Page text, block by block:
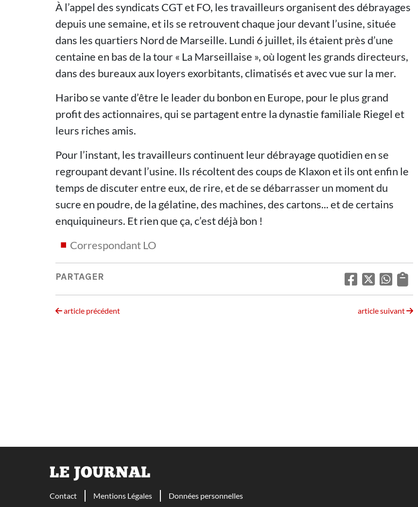
À l’appel des syndicats CGT et FO, les travailleurs organisent des débrayages
depuis une semaine, et ils se retrouvent chaque jour devant l’usine, située
dans les quartiers Nord de Marseille. Lundi 6 juillet, ils étaient près d’une
centaine en bas de la tour « La Marseillaise », où logent les grands directeurs,
dans des bureaux aux loyers exorbitants, climatisés et avec vue sur la mer.
Haribo se vante d’être le leader du bonbon en Europe, pour le plus grand
profit des actionnaires, qui se partagent entre la dynastie familiale Riegel et
leurs riches amis.
Pour l’instant, les travailleurs continuent leur débrayage quotidien en se
regroupant devant l’usine. Ils récoltent des coups de Klaxon et ils ont enfin le
temps de discuter entre eux, de rire, et de se débarrasser un moment du
sucre en poudre, de la gélatine, des machines, des cartons... et de certains
enquiquineurs. Et rien que ça, c’est déjà bon !
Correspondant LO
PARTAGER
article précédent article suivant
LE JOURNAL
Contact Mentions Légales Données personnelles